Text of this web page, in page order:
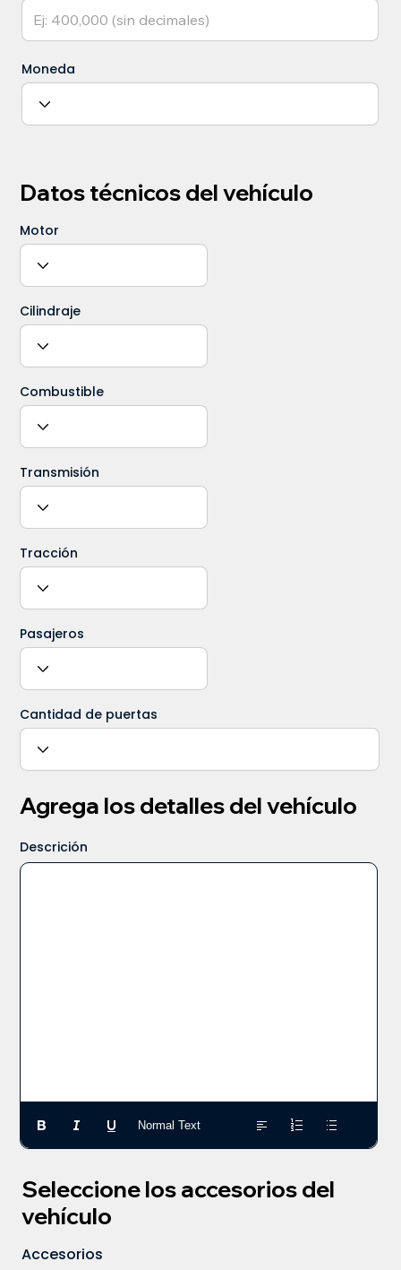
Moneda
Datos técnicos del vehículo
Motor
Cilindraje
Combustible
Transmisión
Tracción
Pasajeros
Cantidad de puertas
Agrega los detalles del vehículo
Descrición
Normal Text
Seleccione los accesorios del
vehículo
Accesorios